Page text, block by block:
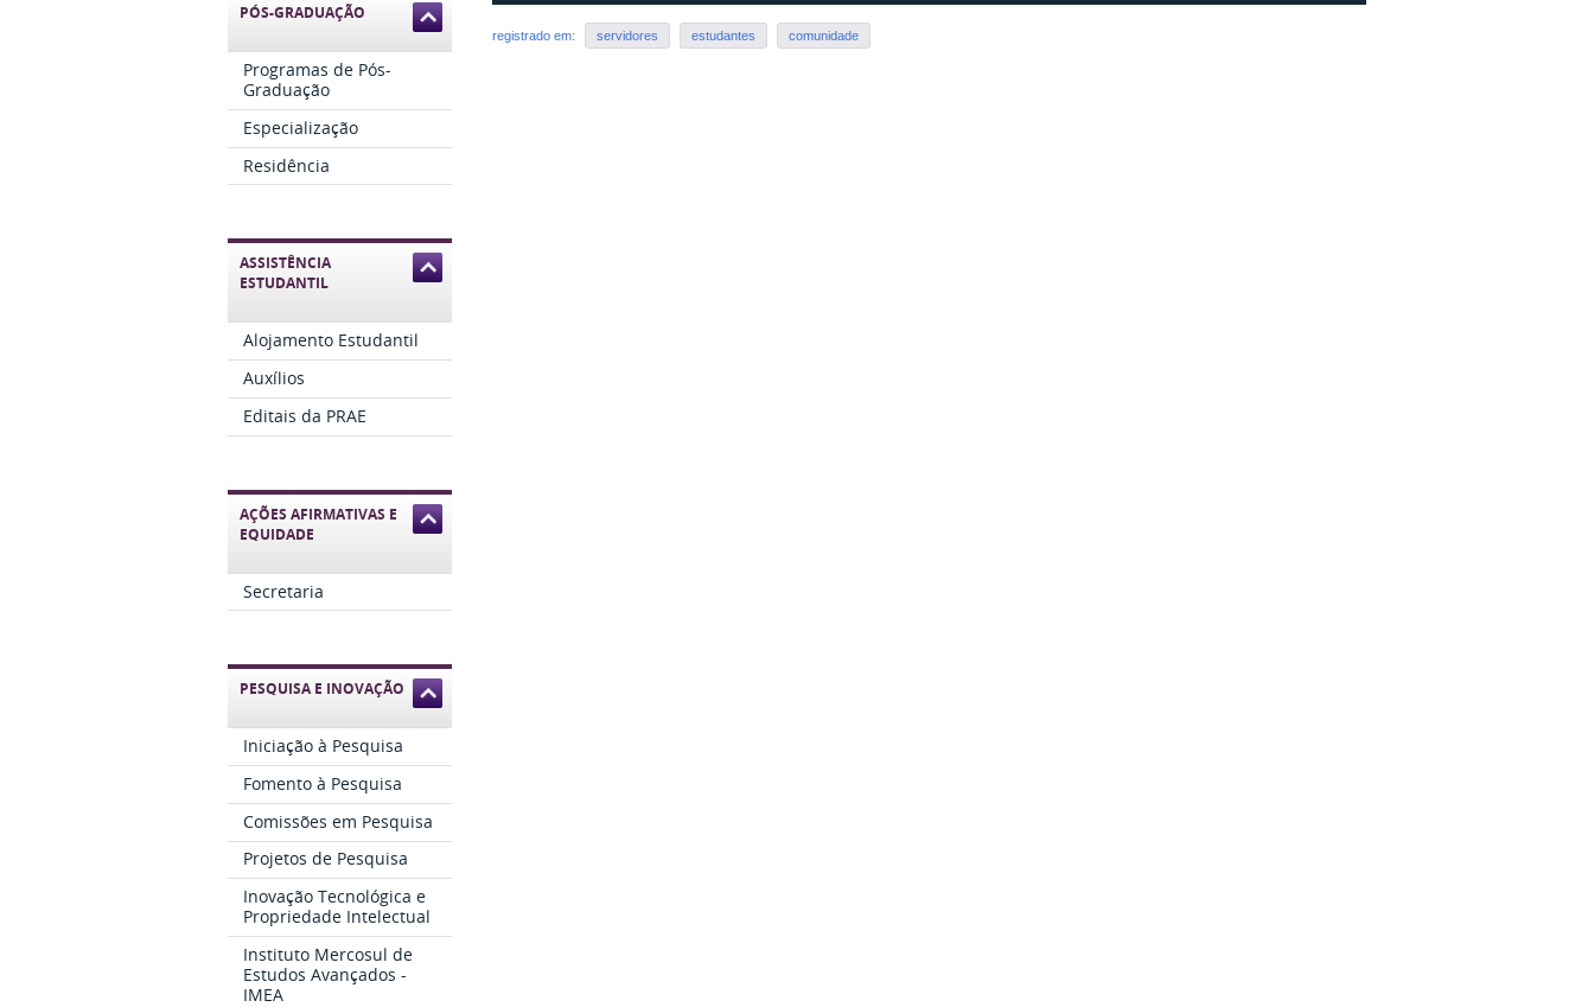
PÓS-GRADUAÇÃO
Programas de Pós-
Graduação
Especialização
Residência
ASSISTÊNCIA
ESTUDANTIL
Alojamento Estudantil
Auxílios
Editais da PRAE
AÇÕES AFIRMATIVAS E
EQUIDADE
Secretaria
PESQUISA E INOVAÇÃO
Iniciação à Pesquisa
Fomento à Pesquisa
Comissões em Pesquisa
Projetos de Pesquisa
Inovação Tecnológica e
Propriedade Intelectual
Instituto Mercosul de
Estudos Avançados -
IMEA
registrado em: servidores estudantes comunidade